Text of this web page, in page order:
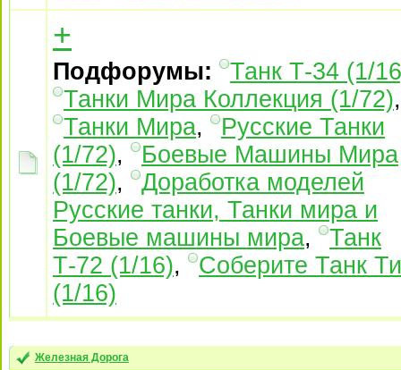
+
Подфорумы:
Танк Т-34 (1/
Танки Мира Коллекция (1/72),
Танки Мира,
Русские Танки
(1/72),
Боевые Машины Мира
(1/72),
Доработка моделей
Русские танки, Танки мира и
Боевые машины мира,
Танк
Т-72 (1/16),
Соберите Танк
(1/16)
Железная Дорога